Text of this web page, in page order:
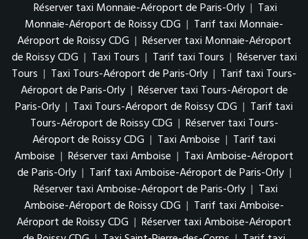
Réserver taxi Monnaie-Aéroport de Paris-Orly | Taxi
Monnaie-Aéroport de Roissy CDG | Tarif taxi Monnaie-
Aéroport de Roissy CDG | Réserver taxi Monnaie-Aéroport
de Roissy CDG | Taxi Tours | Tarif taxi Tours | Réserver taxi
Tours | Taxi Tours-Aéroport de Paris-Orly | Tarif taxi Tours-
Aéroport de Paris-Orly | Réserver taxi Tours-Aéroport de
Paris-Orly | Taxi Tours-Aéroport de Roissy CDG | Tarif taxi
Tours-Aéroport de Roissy CDG | Réserver taxi Tours-
Aéroport de Roissy CDG | Taxi Amboise | Tarif taxi
Amboise | Réserver taxi Amboise | Taxi Amboise-Aéroport
de Paris-Orly | Tarif taxi Amboise-Aéroport de Paris-Orly |
Réserver taxi Amboise-Aéroport de Paris-Orly | Taxi
Amboise-Aéroport de Roissy CDG | Tarif taxi Amboise-
Aéroport de Roissy CDG | Réserver taxi Amboise-Aéroport